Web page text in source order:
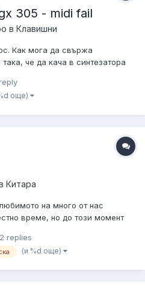
305 - midi fail
в Клавишни
Как мога да свържа
че да кача в синтезатора
още)
Китара
на много от нас
време, но до този момент
по-твърдата музика. И въпроса
китари имат
2 replies
(и %d още)